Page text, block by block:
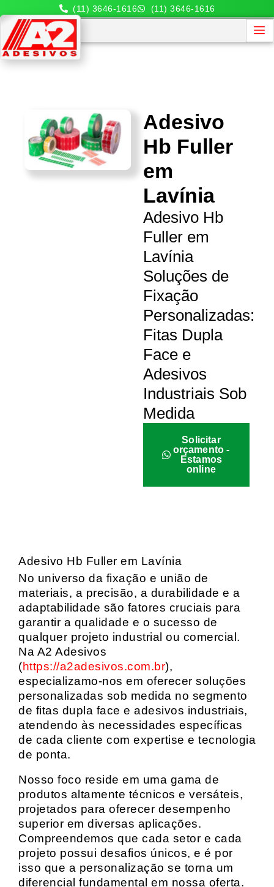
(11) 3646-1616 (11) 3646-1616
Adesivo
Hb Fuller
em
Lavínia
Adesivo Hb
Fuller em
Lavínia
Soluções de
Fixação
Personalizadas:
Fitas Dupla
Face e
Adesivos
Industriais Sob
Medida
Solicitar
orçamento -
Estamos
online
Adesivo Hb Fuller em Lavínia
No universo da fixação e união de
materiais, a precisão, a durabilidade e a
adaptabilidade são fatores cruciais para
garantir a qualidade e o sucesso de
qualquer projeto industrial ou comercial.
Na A2 Adesivos
(https://a2adesivos.com.br),
especializamo-nos em oferecer soluções
personalizadas sob medida no segmento
de fitas dupla face e adesivos industriais,
atendendo às necessidades específicas
de cada cliente com expertise e tecnologia
de ponta.
Nosso foco reside em uma gama de
produtos altamente técnicos e versáteis,
projetados para oferecer desempenho
superior em diversas aplicações.
Compreendemos que cada setor e cada
projeto possui desafios únicos, e é por
isso que a personalização se torna um
diferencial fundamental em nossa oferta.